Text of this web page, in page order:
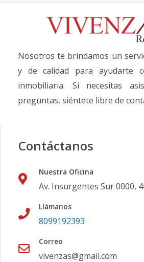
Nosotros te brindamos un
y de calidad para ayudarte
inmobiliaria. Si necesitas
preguntas, siéntete libre de
Contáctanos
Nuestra Oficina
Av. Insurgentes Sur 0000,
Llámanos
8099192393
Correo
vivenzas@gmail.com